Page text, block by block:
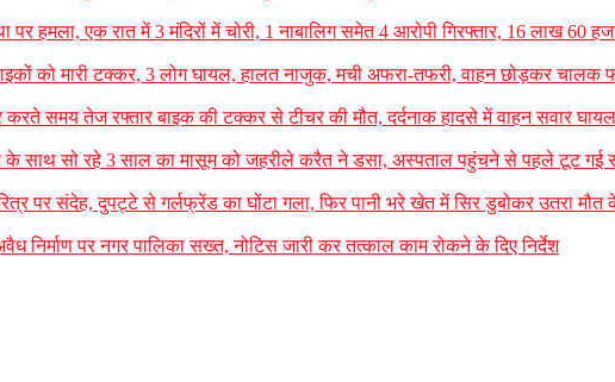
हमला, एक रात में 3 मंदिरों में चोरी, 1 नाबालिग समेत 4 आरोपी गिरफ्तार, 16 लाख 60
को मारी टक्कर, 3 लोग घायल, हालत नाजुक, मची अफरा-तफरी, वाहन छोड़कर
समय तेज रफ्तार बाइक की टक्कर से टीचर की मौत, दर्दनाक हादसे में वाहन सवार
के साथ सो रहे 3 साल का मासूम को जहरीले करैत ने डसा, अस्पताल पहुंचने से पहले टूट
पर संदेह, दुपट्टे से गर्लफ्रेंड का घोंटा गला, फिर पानी भरे खेत में सिर डुबोकर उतरा मौत
निर्माण पर नगर पालिका सख्त, नोटिस जारी कर तत्काल काम रोकने के दिए निर्देश